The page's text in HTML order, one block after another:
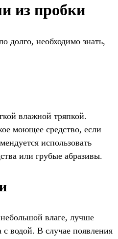
из пробки
долго, необходимо знать,
влажной тряпкой.
моющее средство, если
использовать
или грубые абразивы.
влаге, лучше
с водой. В случае появления